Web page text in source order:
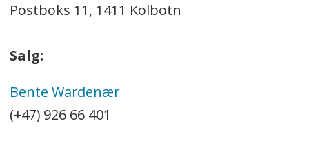
Postboks 11, 1411 Kolbotn
Salg:
Bente Wardenær
(+47) 926 66 401